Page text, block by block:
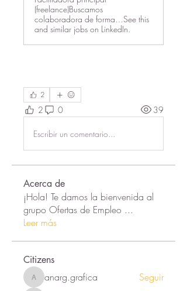
(freelance)Buscamos
colaboradora de forma…See this
and similar jobs on LinkedIn.
2
2 0 39
Escribir un comentario...
Acerca de
¡Hola! Te damos la bienvenida al
grupo Ofertas de Empleo ...
Leer más
Citizens
anarg.grafica
anarg.grafica Seguir